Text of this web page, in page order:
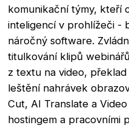
komunikační týmy, kteří
inteligencí v prohlížeči -
náročný software.
titulkování klipů
z textu na video,
leštění nahrávek
Cut, AI Translate a
hostingem a pracovními